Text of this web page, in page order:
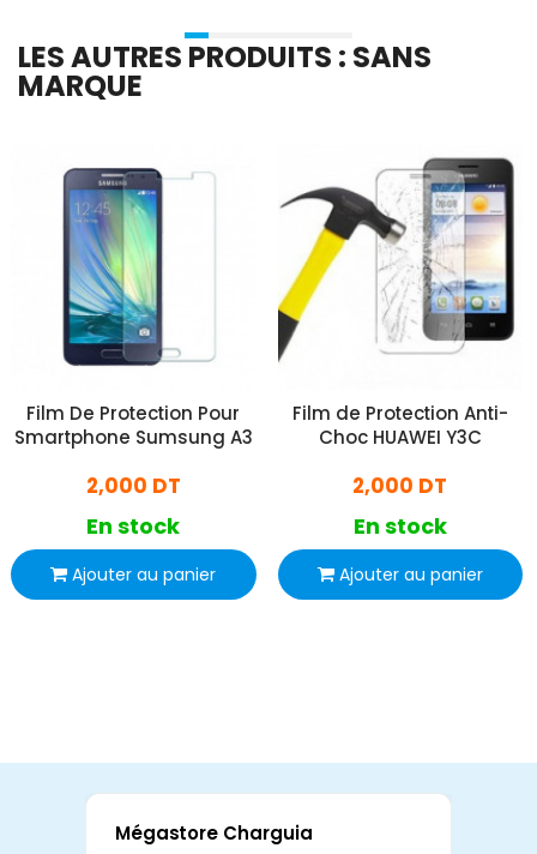
LES AUTRES PRODUITS : SANS
MARQUE
Film De Protection Pour
Smartphone Sumsung A3
2,000 DT
En stock
Ajouter au panier
Film de Protection Anti-
Choc HUAWEI Y3C
2,000 DT
En stock
Ajouter au panier
Mégastore Charguia